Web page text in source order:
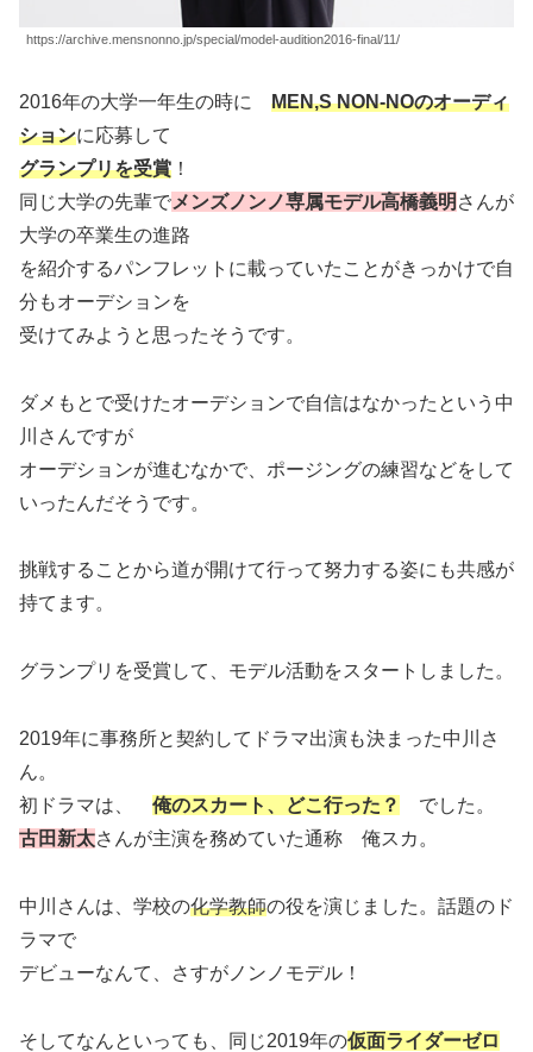
https://archive.mensnonno.jp/special/model-audition2016-final/11/
2016年の大学一年生の時に MEN,S NON-NOのオーディ
ションに応募して
グランプリを受賞 ！
同じ大学の先輩でメンズノンノ専属モデル高橋義明 さんが
大学の卒業生の進路
を紹介するパンフレットに載っていたことがきっかけで自
分もオーデションを
受けてみようと思ったそうです。
ダメもとで受けたオーデションで自信はなかったという中
川さんですが
オーデションが進むなかで、ポージングの練習などをして
いったんだそうです。
挑戦することから道が開けて行って努力する姿にも共感が
持てます。
グランプリを受賞して、モデル活動をスタートしました。
2019年に事務所と契約してドラマ出演も決まった中川さ
ん。
初ドラマは、 俺のスカート、どこ行った？
でした。
古田新太さんが主演を務めていた通称 俺スカ。
中川さんは、学校の化学教師の役を演じました。話題のド
ラマで
デビューなんて、さすがノンノモデル！
そしてなんといっても、同じ2019年の仮面ライダーゼロ